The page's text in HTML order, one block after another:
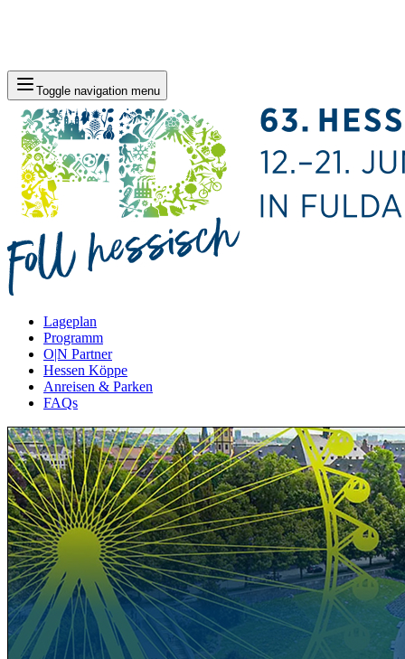
Toggle navigation menu
Lageplan
Programm
O|N Partner
Hessen Köppe
Anreisen & Parken
FAQs